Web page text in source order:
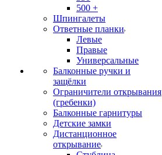
500 +
Шпингалеты
Ответные планки
Левые
Правые
Универсальные
Балконные ручки и
защёлки
Ограничители открывания
(гребенки)
Балконные гарнитуры
Детские замки
Дистанционное
открывание